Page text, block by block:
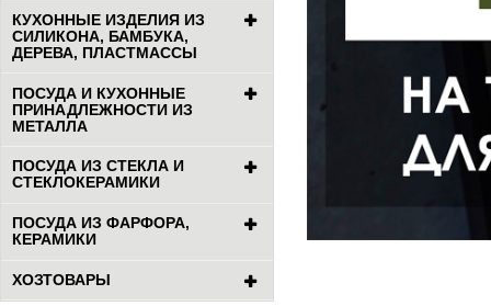
КУХОННЫЕ ИЗДЕЛИЯ ИЗ
СИЛИКОНА, БАМБУКА,
ДЕРЕВА, ПЛАСТМАССЫ
ПОСУДА И КУХОННЫЕ
ПРИНАДЛЕЖНОСТИ ИЗ
МЕТАЛЛА
ПОСУДА ИЗ СТЕКЛА И
СТЕКЛОКЕРАМИКИ
ПОСУДА ИЗ ФАРФОРА,
КЕРАМИКИ
ХОЗТОВАРЫ